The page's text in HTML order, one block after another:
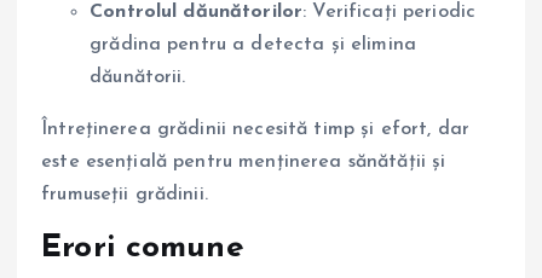
Controlul dăunătorilor: Verificați periodic
grădina pentru a detecta și elimina
dăunătorii.
Întreținerea grădinii necesită timp și efort, dar
este esențială pentru menținerea sănătății și
frumuseții grădinii.
Erori comune